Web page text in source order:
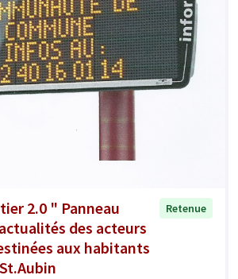
2.0 " Panneau
des acteurs
aux habitants
Retenue